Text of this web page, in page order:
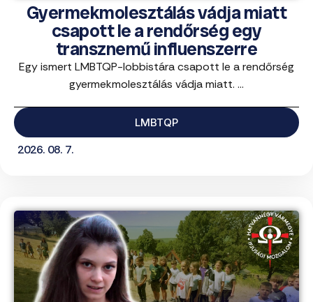
Gyermekmolesztálás vádja miatt
csapott le a rendőrség egy
transznemű influenszerre
Egy ismert LMBTQP-lobbistára csapott le a rendőrség
gyermekmolesztálás vádja miatt. ...
LMBTQP
2026. 08. 7.